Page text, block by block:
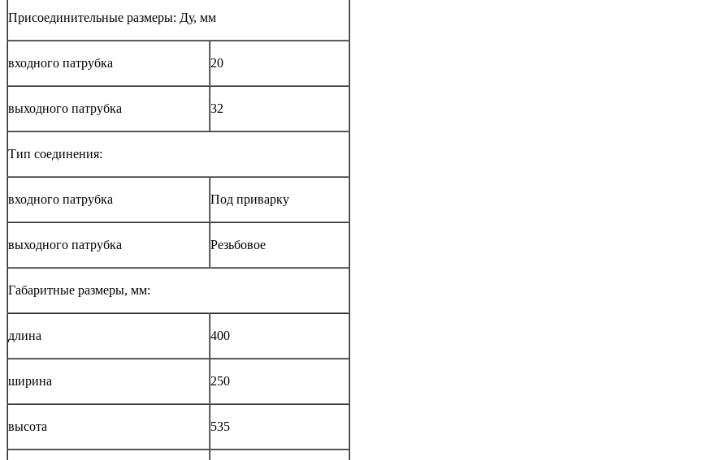
Присоединительные размеры: Ду, мм
входного патрубка 20
выходного патрубка 32
Тип соединения:
входного патрубка Под приварку
выходного патрубка Резьбовое
Габаритные размеры, мм:
длина 400
ширина 250
высота 535